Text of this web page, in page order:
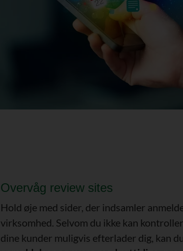
Overvåg review sites
Hold øje med sider, der indsamler
virksomhed. Selvom du ikke kan
dine kunder muligvis efterlader dig, kan